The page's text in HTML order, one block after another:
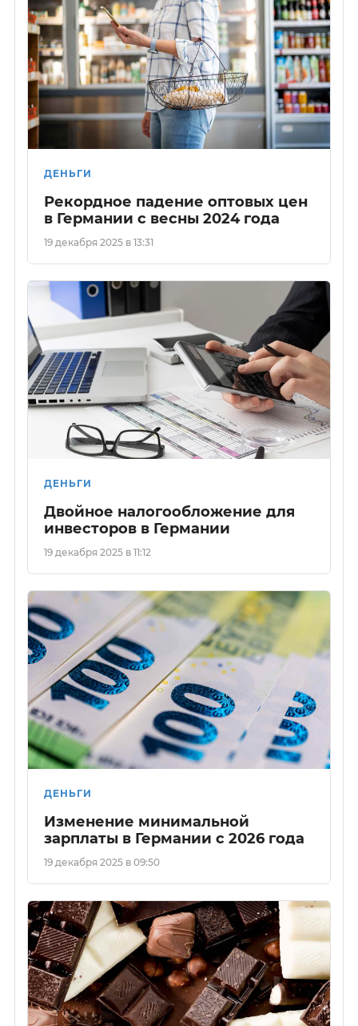
ДЕНЬГИ
Рекордное падение оптовых цен
в Германии с весны 2024 года
19 декабря 2025 в 13:31
ДЕНЬГИ
Двойное налогообложение для
инвесторов в Германии
19 декабря 2025 в 11:12
ДЕНЬГИ
Изменение минимальной
зарплаты в Германии с 2026 года
19 декабря 2025 в 09:50